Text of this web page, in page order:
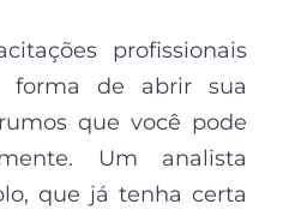
profissionais
forma de abrir sua
que você pode
Um analista
que já tenha certa